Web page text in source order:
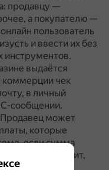
продавцу —
а покупателю —
пользователь
и ввести их без
инструментов.
выдаётся
коммерции чек
в личный
сообщении.
Продавец может
которые
если сумма
банком лимит,
PIN-код для